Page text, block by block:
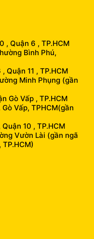
, Quận 6 , TP.HCM
Bình Phú,
Quận 11 , TP.HCM
Minh Phụng (gần
Gò Vấp , TP.HCM
Vấp, TPHCM(gần
10 , TP.HCM
Vườn Lài (gần ngã